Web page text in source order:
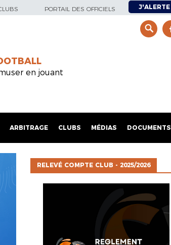
PORTAIL DES OFFICIELS J'ALERTE
en jouant
ARBITRAGE CLUBS MÉDIAS DOCUMENTS
RELEVÉ COMPTE CLUB - 2025/2026